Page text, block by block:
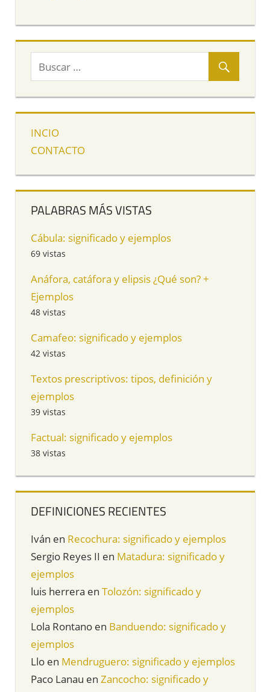
INCIO
CONTACTO
PALABRAS MÁS VISTAS
Cábula: significado y ejemplos
69 vistas
Anáfora, catáfora y elipsis ¿Qué son? +
Ejemplos
48 vistas
Camafeo: significado y ejemplos
42 vistas
Textos prescriptivos: tipos, definición y
ejemplos
39 vistas
Factual: significado y ejemplos
38 vistas
DEFINICIONES RECIENTES
Iván en Recochura: significado y ejemplos
Sergio Reyes II en Matadura: significado y
ejemplos
luis herrera en Tolozón: significado y
ejemplos
Lola Rontano en Banduendo: significado y
ejemplos
Llo en Mendruguero: significado y ejemplos
Paco Lanau en Zancocho: significado y